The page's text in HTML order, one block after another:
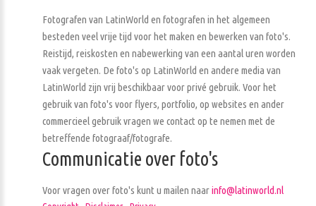
Fotografen van LatinWorld en fotografen in het algemeen
besteden veel vrije tijd voor het maken en bewerken van foto's.
Reistijd, reiskosten en nabewerking van een aantal uren worden
vaak vergeten. De foto's op LatinWorld en andere media van
LatinWorld zijn vrij beschikbaar voor privé gebruik. Voor het
gebruik van foto's voor flyers, portfolio, op websites en ander
commercieel gebruik vragen we contact op te nemen met de
betreffende fotograaf/fotografe.
Communicatie over foto's
Voor vragen over foto's kunt u mailen naarinfo@latinworld.nl